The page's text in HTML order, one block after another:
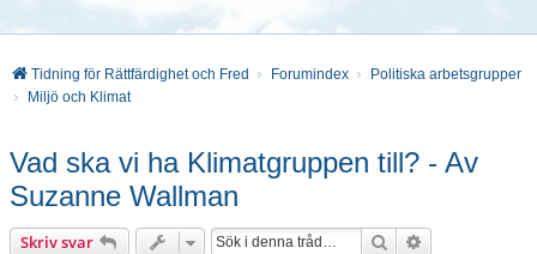
Tidning för Rättfärdighet och Fred Forumindex
Politiska arbetsgrupper
Miljö och Klimat
Vad ska vi ha Klimatgruppen till? - Av
Suzanne Wallman
Skriv svar Sök